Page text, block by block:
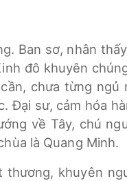
Ban sơ, nhân
đô khuyên
chưa từng
Đại sư, cảm hóa
về Tây, chú
là Quang Minh.
khuyên